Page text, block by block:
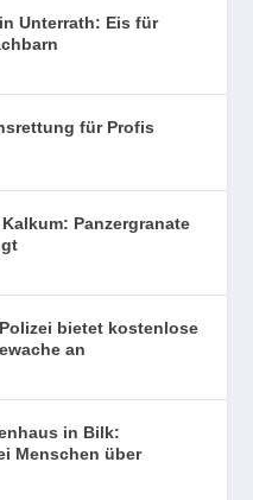
Unterrath: Eis für
für Profis
Panzergranate
bietet kostenlose
an
in Bilk:
Menschen über